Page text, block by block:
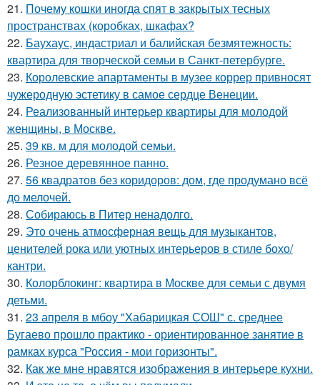
21. Почему кошки иногда спят в закрытых тесных
пространствах (коробках, шкафах?
22. Баухаус, индастриал и балийская безмятежность:
квартира для творческой семьи в Санкт-петербурге.
23. Королевские апартаменты в музее коррер привносят
чужеродную эстетику в самое сердце Венеции.
24. Реализованный интерьер квартиры для молодой
женщины, в Москве.
25. 39 кв. м для молодой семьи.
26. Резное деревянное панно.
27. 56 квадратов без коридоров: дом, где продумано всё
до мелочей.
28. Собираюсь в Питер ненадолго.
29. Это очень атмосферная вещь для музыкантов,
ценителей рока или уютных интерьеров в стиле бохо/
кантри.
30. Колорблокинг: квартира в Москве для семьи с двумя
детьми.
31. 23 апреля в мбоу "Хабарицкая СОШ" с. среднее
Бугаево прошло практико - ориентированное занятие в
рамках курса "Россия - мои горизонты".
32. Как же мне нравятся изображения в интерьере кухни.